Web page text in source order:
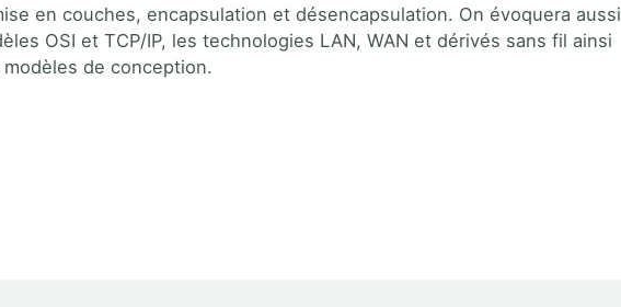
en couches, encapsulation et désencapsulation. On évoquera aussi
OSI et TCP/IP, les technologies LAN, WAN et dérivés sans fil ainsi
de conception.